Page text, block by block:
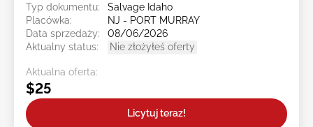
Typ dokumentu:
Salvage Idaho
Placówka:
NJ - PORT MURRAY
Data sprzedaży:
08/06/2026
Aktualny status:
Nie złożyłeś oferty
Aktualna oferta:
$25
Licytuj teraz!